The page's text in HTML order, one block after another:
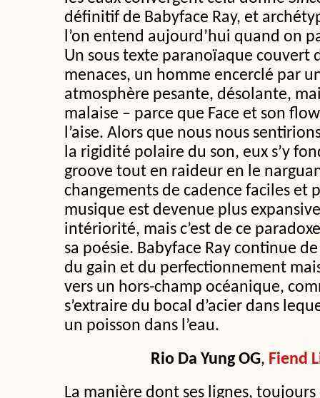
définitif de Babyface Ray, et
l’on entend aujourd’hui quand on
Un sous texte paranoïaque couvert
menaces, un homme encerclé par
atmosphère pesante, désolante,
malaise – parce que Face et son
l’aise. Alors que nous nous
la rigidité polaire du son, eux s’y
groove tout en raideur en le
changements de cadence faciles et
musique est devenue plus
intériorité, mais c’est de ce
sa poésie. Babyface Ray continue
du gain et du perfectionnement
vers un hors-champ océanique,
s’extraire du bocal d’acier dans
un poisson dans l’eau.
Rio Da Yung OG, Fiend
La manière dont ses lignes,